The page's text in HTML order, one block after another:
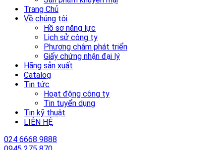
Trang Chủ
Về chúng tôi
Hồ sơ năng lực
Lịch sử công ty
Phương châm phát triển
Giấy chứng nhận đại lý
Hãng sản xuất
Catalog
Tin tức
Hoạt động công ty
Tin tuyển dụng
Tin kỹ thuật
LIÊN HỆ
024 6668 9888